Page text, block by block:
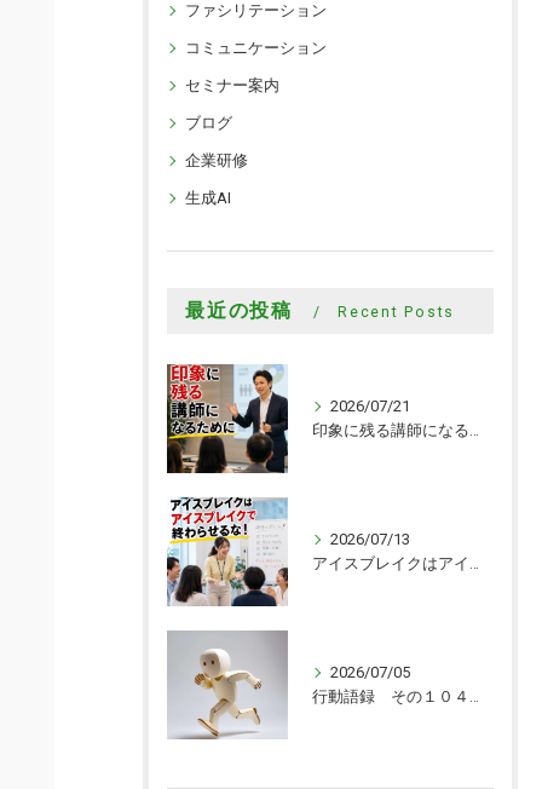
ファシリテーション
コミュニケーション
セミナー案内
ブログ
企業研修
生成AI
最近の投稿 Recent Posts
2026/07/21
印象に残る講師になるために
2026/07/13
アイスブレイクはアイスブレイクで終わらせるな！
2026/07/05
行動語録 その１０４０ 行動あるのみ！